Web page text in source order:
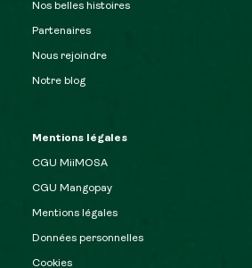
Nos belles histoires
Partenaires
Nous rejoindre
Notre blog
Mentions légales
CGU MiiMOSA
CGU Mangopay
Mentions légales
Données personnelles
Cookies